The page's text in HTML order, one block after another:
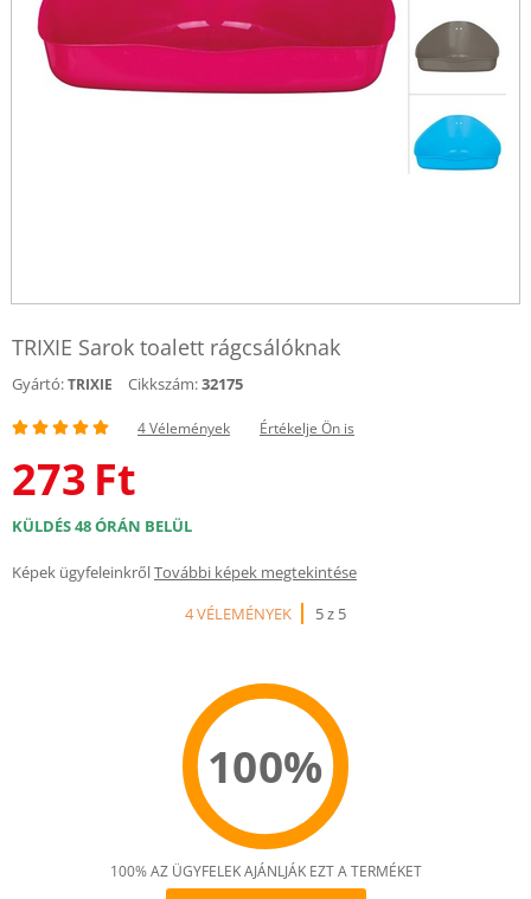
TRIXIE Sarok toalett rágcsálóknak
Gyártó:TRIXIE Cikkszám:32175
4 Vélemények Értékelje Ön is
273 Ft
KÜLDÉS 48 ÓRÁN BELÜL
Képek ügyfeleinkrőlTovábbi képek megtekintése
4 VÉLEMÉNYEK
5 z 5
100%
100% AZ ÜGYFELEK AJÁNLJÁK EZT A TERMÉKET